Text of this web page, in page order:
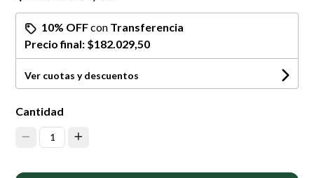
10% OFFcon Transferencia
Precio final: $182.029,50
Ver cuotas y descuentos
Cantidad
1